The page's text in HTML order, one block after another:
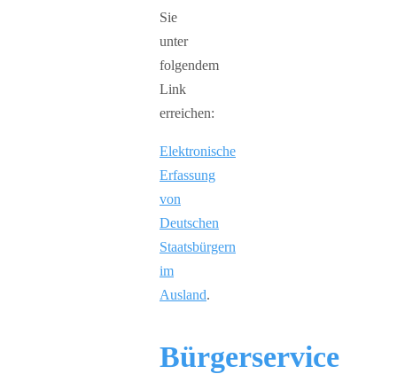
Sie
unter
folgendem
Link
erreichen:
Elektronische
Erfassung
von
Deutschen
Staatsbürgern
im
Ausland.
Bürgerservice